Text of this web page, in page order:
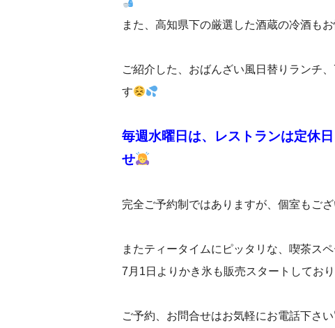
また、高知県下の厳選した酒蔵の冷酒も
ご紹介した、おばんざい風日替りランチ
す
毎週水曜日は、レストランは定休
せ
完全ご予約制ではありますが、個室もご
またティータイムにピッタリな、喫茶ス
7月1日よりかき氷も販売スタートしてお
ご予約、お問合せはお気軽にお電話下さい